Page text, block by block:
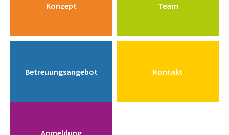
Konzept Team
Betreuungsangebot Kontakt